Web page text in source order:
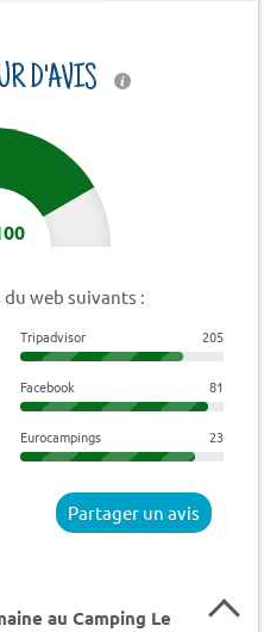
D'AVIS
du web suivants :
Tripadvisor 205
Facebook 81
Eurocampings 23
Partager un avis
au Camping Le